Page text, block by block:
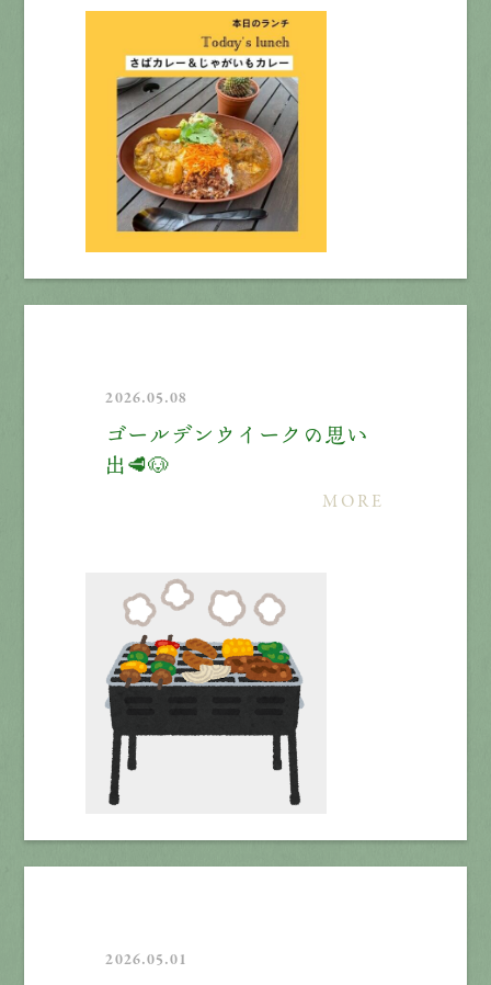
2026.05.08
ゴールデンウイークの思い
出🥩🐶
MORE
2026.05.01